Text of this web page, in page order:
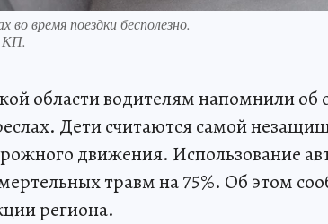
время поездки бесполезно.
КП.
области водителям напомнили об
Дети считаются самой
движения. Использование
травм на 75%. Об этом
региона.